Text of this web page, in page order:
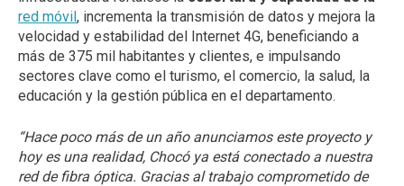
red móvil, incrementa la transmisión de datos y mejora la
velocidad y estabilidad del Internet 4G, beneficiando a
más de 375 mil habitantes y clientes, e impulsando
sectores clave como el turismo, el comercio, la salud, la
educación y la gestión pública en el departamento.
“Hace poco más de un año anunciamos este proyecto y
hoy es una realidad, Chocó ya está conectado a nuestra
red de fibra óptica. Gracias al trabajo comprometido de